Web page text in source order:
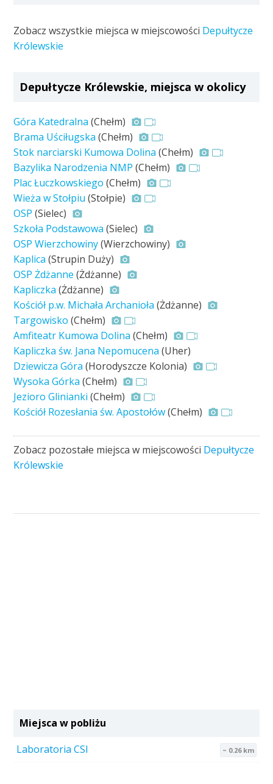
Zobacz wszystkie miejsca w miejscowości Depułtycze
Królewskie
Depułtycze Królewskie, miejsca w okolicy
Góra Katedralna (Chełm)
Brama Uściługska (Chełm)
Stok narciarski Kumowa Dolina (Chełm)
Bazylika Narodzenia NMP (Chełm)
Plac Łuczkowskiego (Chełm)
Wieża w Stołpiu (Stołpie)
OSP (Sielec)
Szkoła Podstawowa (Sielec)
OSP Wierzchowiny(Wierzchowiny)
Kaplica (Strupin Duży)
OSP Żdżanne (Żdżanne)
Kapliczka (Żdżanne)
Kościół p.w. Michała Archanioła (Żdżanne)
Targowisko (Chełm)
Amfiteatr Kumowa Dolina (Chełm)
Kapliczka św. Jana Nepomucena (Uher)
Dziewicza Góra (Horodyszcze Kolonia)
Wysoka Górka (Chełm)
Jezioro Glinianki (Chełm)
Kościół Rozesłania św. Apostołów(Chełm)
Zobacz pozostałe miejsca w miejscowości Depułtycze
Królewskie
Miejsca w pobliżu
Laboratoria CSI
~ 0.26 km